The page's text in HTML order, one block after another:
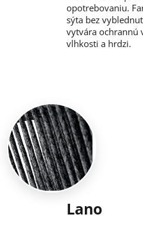
opotrebovaniu.
sýta bez
vytvára ochrannú
vlhkosti a hrdzi.
Lano